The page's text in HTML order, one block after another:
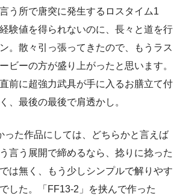
う所で唐突に発生するロスタイム1
験値を得られないのに、長々と道を行
。散々引っ張ってきたので、もうラス
ビーの方が盛り上がったと思います。
前に超強力武具が手に入るお膳立て付
、最後の最後で肩透かし。
た作品にしては、どちらかと言えば
言う展開で締めるなら、捻りに捻った
は無く、もう少しシンプルで解りやす
した。「FF13-2」を挟んで作った